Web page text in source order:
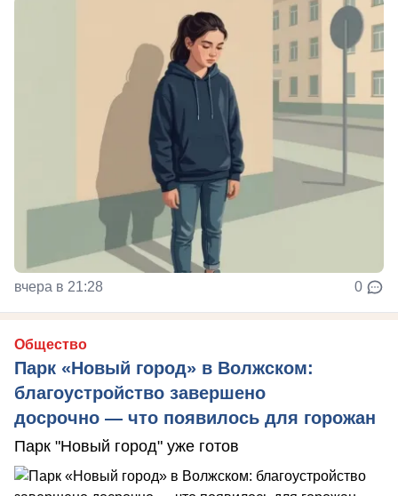
вчера в 21:28 0
Общество
Парк «Новый город» в Волжском:
благоустройство завершено
досрочно — что появилось для горожан
Парк "Новый город" уже готов